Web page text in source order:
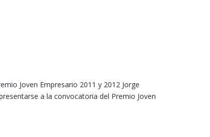
Joven Empresario 2011 y 2012 Jorge
a la convocatoria del Premio Joven